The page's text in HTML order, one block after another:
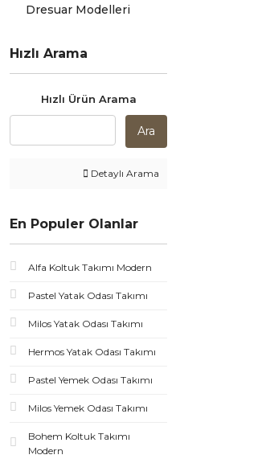
Dresuar Modelleri
Hızlı Arama
Hızlı Ürün Arama
Ara
Detaylı Arama
En Populer Olanlar
Alfa Koltuk Takımı Modern
Pastel Yatak Odası Takımı
Milos Yatak Odası Takımı
Hermos Yatak Odası Takımı
Pastel Yemek Odası Takımı
Milos Yemek Odası Takımı
Bohem Koltuk Takımı
Modern